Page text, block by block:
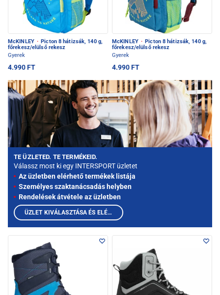
McKINLEY · Picton 8 hátizsák, 140 g,
főrekesz/elülső rekesz
Gyerek
4.990 FT
McKINLEY · Picton 8 hátizsák, 140 g,
főrekesz/elülső rekesz
Gyerek
4.990 FT
TE ÜZLETED. TE TERMÉKEID.
Válassz most ki egy INTERSPORT üzletet
Az üzletben elérhető termékek listája
Személyes szaktanácsadás helyben
Rendelések átvétele az üzletben
ÜZLET KIVÁLASZTÁSA ÉS ELÉRHETŐ TERMÉKEK MEGTEKINTÉSE